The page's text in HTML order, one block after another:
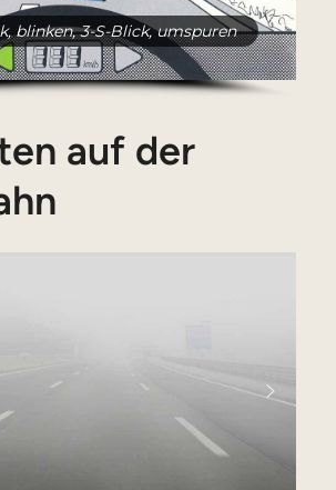
blinken, 3-S-Blick, umspuren
auf der